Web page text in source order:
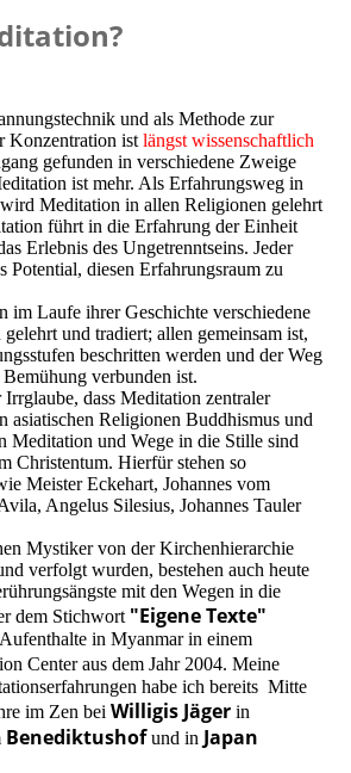
und als Methode zur
Konzentration istlängst wissenschaftlich
gefunden in verschiedene Zweige
ist mehr. Als Erfahrungsweg in
Meditation in allen Religionen gelehrt
führt in die Erfahrung der Einheit
Erlebnis des Ungetrenntseins. Jeder
Potential, diesen Erfahrungsraum zu
im Laufe ihrer Geschichte verschiedene
und tradiert; allen gemeinsam ist,
beschritten werden und der Weg
verbunden ist.
Irrglaube, dass Meditation zentraler
asiatischen Religionen Buddhismus und
Meditation und Wege in die Stille sind
Christentum. Hierfür stehen so
Meister Eckehart, Johannes vom
Angelus Silesius, Johannes Tauler
Mystiker von der Kirchenhierarchie
verfolgt wurden, bestehen auch heute
mit den Wegen in die
dem Stichwort "Eigene Texte"
in Myanmar in einem
Center aus dem Jahr 2004. Meine
habe ich bereits Mitte
im Zen beiWilligis Jäger in
Benediktushofund in Japan